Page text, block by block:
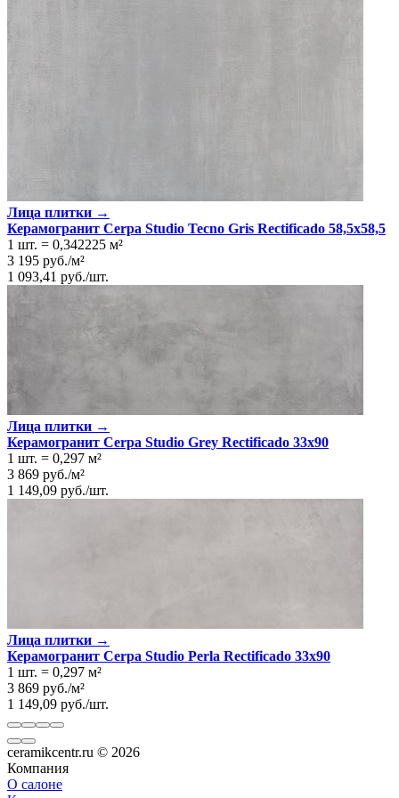
Лица плитки →
Керамогранит Cerpa Studio Tecno Gris Rectificado 58,5x58,5
1 шт. = 0,342225 м²
3 195 руб./м²
1 093,41 руб./шт.
Лица плитки →
Керамогранит Cerpa Studio Grey Rectificado 33x90
1 шт. = 0,297 м²
3 869 руб./м²
1 149,09 руб./шт.
Лица плитки →
Керамогранит Cerpa Studio Perla Rectificado 33x90
1 шт. = 0,297 м²
3 869 руб./м²
1 149,09 руб./шт.
ceramikcentr.ru © 2026
Компания
О салоне